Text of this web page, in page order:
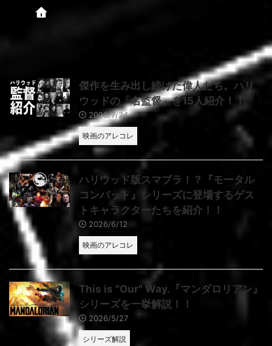
傑作を生み出し続けた偉人たち。ハリ
ウッドの「名監督」を15人紹介！！
2026/7/24
映画のアレコレ
ハリウッド版スマブラ！？『モータル
コンバット』シリーズに登場するゲス
トキャラクターたちを紹介！！
2026/6/12
映画のアレコレ
This is "Our" Way.『マンダロリアン』
シリーズを一挙解説！！
2026/5/27
シリーズ解説